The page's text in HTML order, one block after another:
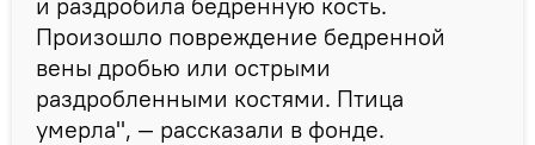
Произошло повреждение бедренной
вены дробью или острыми
раздробленными костями. Птица
умерла", — рассказали в фонде.